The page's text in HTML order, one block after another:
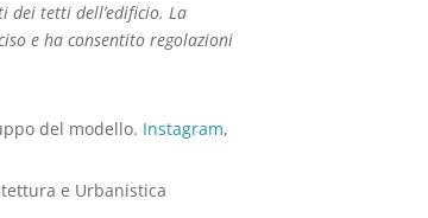
dei tetti dell’edificio. La
e ha consentito regolazioni
del modello. Instagram,
e Urbanistica